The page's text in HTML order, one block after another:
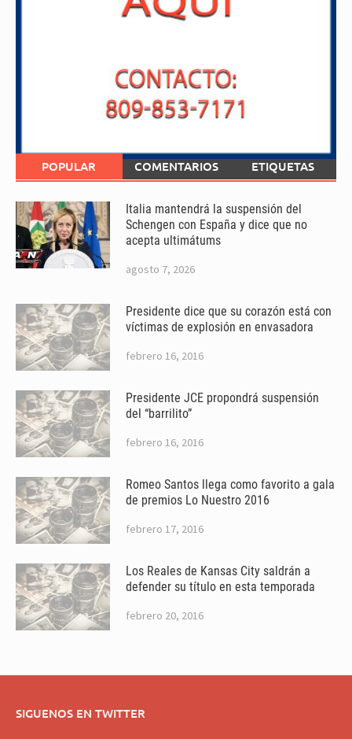
POPULAR COMENTARIOS ETIQUETAS
Italia mantendrá la suspensión del
Schengen con España y dice que no
acepta ultimátums
agosto 7, 2026
Presidente dice que su corazón está con
víctimas de explosión en envasadora
febrero 16, 2016
Presidente JCE propondrá suspensión
del “barrilito”
febrero 16, 2016
Romeo Santos llega como favorito a gala
de premios Lo Nuestro 2016
febrero 17, 2016
Los Reales de Kansas City saldrán a
defender su título en esta temporada
febrero 20, 2016
SIGUENOS EN TWITTER